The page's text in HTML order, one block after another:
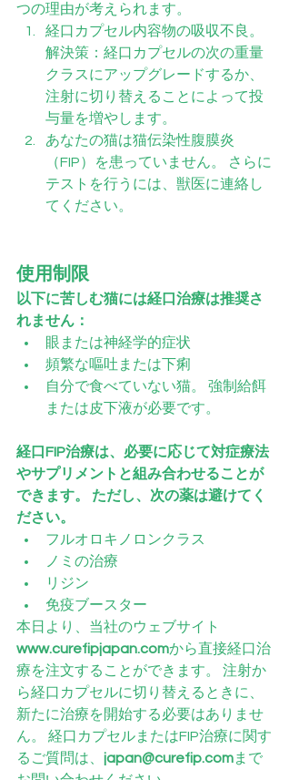
つの理由が考えられます。
経口カプセル内容物の吸収不良。
解決策：経口カプセルの次の重量
クラスにアップグレードするか、
注射に切り替えることによって投
与量を増やします。
あなたの猫は猫伝染性腹膜炎
（FIP）を患っていません。 さらに
テストを行うには、獣医に連絡し
てください。
使用制限
以下に苦しむ猫には経口治療は推奨さ
れません：
眼または神経学的症状
頻繁な嘔吐または下痢
自分で食べていない猫。 強制給餌
または皮下液が必要です。
経口FIP治療は、必要に応じて対症療法
やサプリメントと組み合わせることが
できます。 ただし、次の薬は避けてく
ださい。
フルオロキノロンクラス
ノミの治療
リジン
免疫ブースター
本日より、当社のウェブサイト
www.curefipjapan.comから直接経口治
療を注文することができます。 注射か
ら経口カプセルに切り替えるときに、
新たに治療を開始する必要はありませ
ん。 経口カプセルまたはFIP治療に関す
るご質問は、 japan@curefip.comまで